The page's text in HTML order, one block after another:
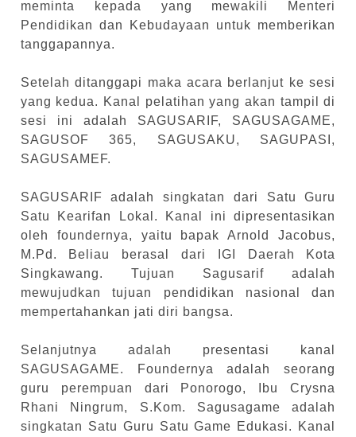
meminta kepada yang mewakili Menteri
Pendidikan dan Kebudayaan untuk memberikan
tanggapannya.
Setelah ditanggapi maka acara berlanjut ke sesi
yang kedua. Kanal pelatihan yang akan tampil di
sesi ini adalah SAGUSARIF, SAGUSAGAME,
SAGUSOF 365, SAGUSAKU, SAGUPASI,
SAGUSAMEF.
SAGUSARIF adalah singkatan dari Satu Guru
Satu Kearifan Lokal. Kanal ini dipresentasikan
oleh foundernya, yaitu bapak Arnold Jacobus,
M.Pd. Beliau berasal dari IGI Daerah Kota
Singkawang. Tujuan Sagusarif adalah
mewujudkan tujuan pendidikan nasional dan
mempertahankan jati diri bangsa.
Selanjutnya adalah presentasi kanal
SAGUSAGAME. Foundernya adalah seorang
guru perempuan dari Ponorogo, Ibu Crysna
Rhani Ningrum, S.Kom. Sagusagame adalah
singkatan Satu Guru Satu Game Edukasi. Kanal